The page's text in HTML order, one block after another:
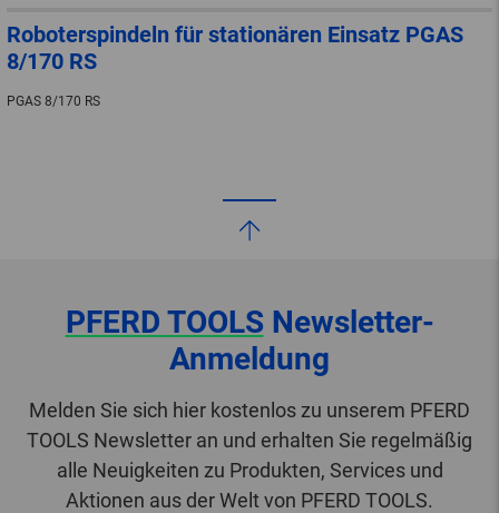
Roboterspindeln für stationären Einsatz PGAS
8/170 RS
PGAS 8/170 RS
PFERD TOOLSNewsletter-
Anmeldung
Melden Sie sich hier kostenlos zu unserem PFERD
TOOLS Newsletter an und erhalten Sie regelmäßig
alle Neuigkeiten zu Produkten, Services und
Aktionen aus der Welt von PFERD TOOLS.